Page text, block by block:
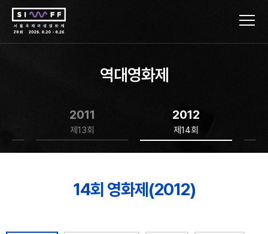
역대영화제
2011
제13회
2012
제14회
14회 영화제(2012)